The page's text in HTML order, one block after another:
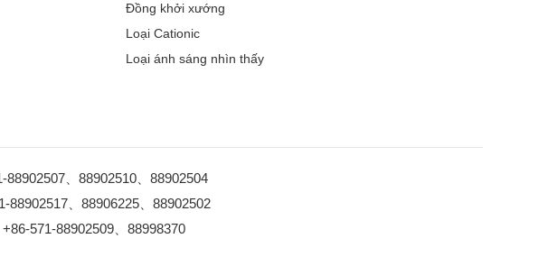
Đồng khởi xướng
Loại Cationic
Loại ánh sáng nhìn thấy
、88902510、88902504
88902517、88906225、88902502
571-88902509、88998370